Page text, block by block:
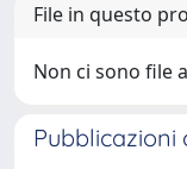
File in questo
Non ci sono file
Pubblicazioni